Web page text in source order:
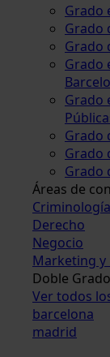
Grado
Grado
Grado
Grado
Grado
Grado
Grado
Grado
Áreas de
Criminología
Derecho
Negocio
Marketing y
Doble
Ver todos
barcelona
madrid